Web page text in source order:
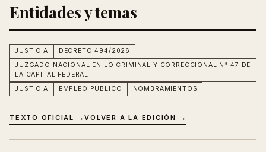
Entidades y temas
JUSTICIA
DECRETO 494/2026
JUZGADO NACIONAL EN LO CRIMINAL Y CORRECCIONAL N° 47 DE
LA CAPITAL FEDERAL
JUSTICIA
EMPLEO PÚBLICO NOMBRAMIENTOS
TEXTO OFICIAL →VOLVER A LA EDICIÓN →